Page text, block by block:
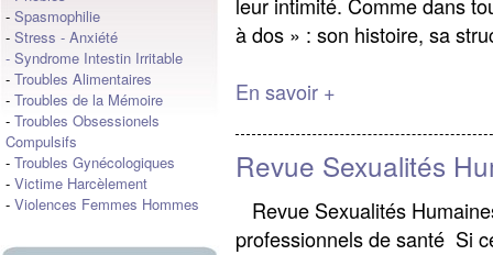
- Spasmophilie
- Stress - Anxiété
- Syndrome Intestin Irritable
- Troubles Alimentaires
- Troubles de la Mémoire
- Troubles Obsessionels
Compulsifs
- Troubles Gynécologiques
- Victime Harcèlement
- Violences Femmes Hommes
à dos » : son histoire, sa
En savoir +
Revue Sexualités
Revue Sexualités
professionnels de santé Si